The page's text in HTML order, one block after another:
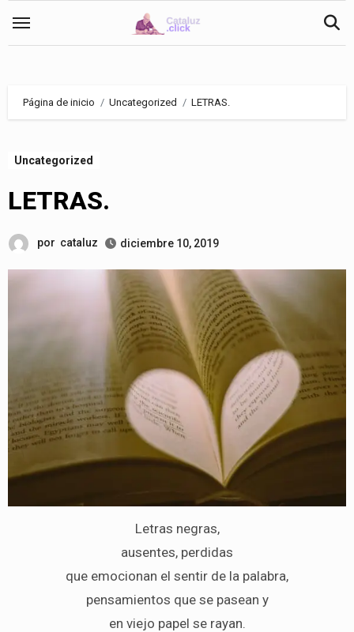
Página de inicio Uncategorized LETRAS.
Uncategorized
LETRAS.
por cataluz diciembre 10, 2019
Letras negras,
ausentes, perdidas
que emocionan el sentir de la palabra,
pensamientos que se pasean y
en viejo papel se rayan.